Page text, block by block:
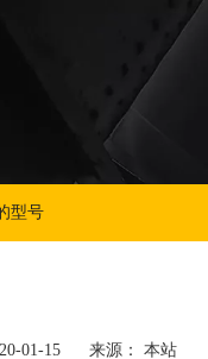
型号
01-15 来源： 本站